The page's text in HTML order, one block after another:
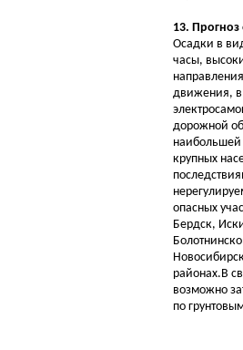
13. Прогноз
Осадки в
часы,
движения, в
дорожной
наибольшей
крупных
опасных
Бердск,
районах.В
возможно
по